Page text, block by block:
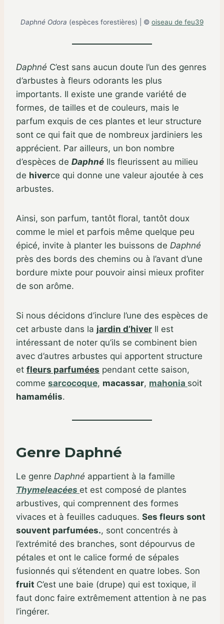
Daphné Odora (espèces forestières) | © oiseau de feu39
Daphné C’est sans aucun doute l’un des genres
d’arbustes à fleurs odorants les plus
importants. Il existe une grande variété de
formes, de tailles et de couleurs, mais le
parfum exquis de ces plantes et leur structure
sont ce qui fait que de nombreux jardiniers les
apprécient. Par ailleurs, un bon nombre
d’espèces de Daphné Ils fleurissent au milieu
de hiverce qui donne une valeur ajoutée à ces
arbustes.
Ainsi, son parfum, tantôt floral, tantôt doux
comme le miel et parfois même quelque peu
épicé, invite à planter les buissons de Daphné
près des bords des chemins ou à l’avant d’une
bordure mixte pour pouvoir ainsi mieux profiter
de son arôme.
Si nous décidons d’inclure l’une des espèces de
cet arbuste dans la jardin d’hiver Il est
intéressant de noter qu’ils se combinent bien
avec d’autres arbustes qui apportent structure
et fleurs parfumées pendant cette saison,
comme sarcocoque, macassar, mahonia soit
hamamélis.
Genre Daphné
Le genre Daphné appartient à la famille
Thymeleacées et est composé de plantes
arbustives, qui comprennent des formes
vivaces et à feuilles caduques. Ses fleurs sont
souvent parfumées., sont concentrés à
l’extrémité des branches, sont dépourvus de
pétales et ont le calice formé de sépales
fusionnés qui s’étendent en quatre lobes. Son
fruit C’est une baie (drupe) qui est toxique, il
faut donc faire extrêmement attention à ne pas
l’ingérer.